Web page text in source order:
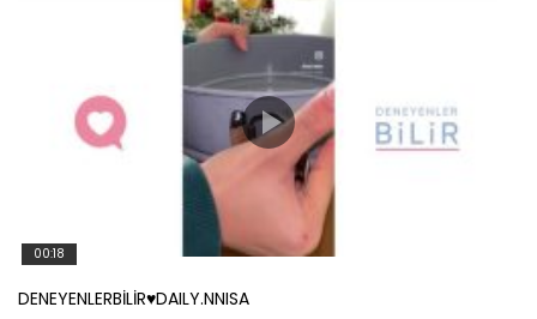
00:18
DENEYENLERBİLİR♥️DAILY.NNISA